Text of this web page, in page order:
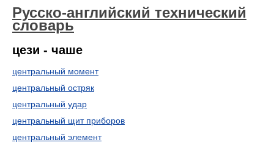
Русско-английский технический
словарь
цези - чаше
центральный момент
центральный остряк
центральный удар
центральный щит приборов
центральный элемент